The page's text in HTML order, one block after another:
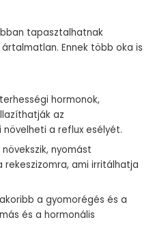
tapasztalhatnak
Ennek több oka is
hormonok,
az
a reflux esélyét.
nyomást
ami irritálhatja
a gyomorégés és a
és a hormonális